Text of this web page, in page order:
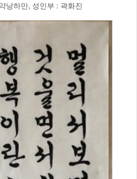
낭하만, 성인부 : 곽화진